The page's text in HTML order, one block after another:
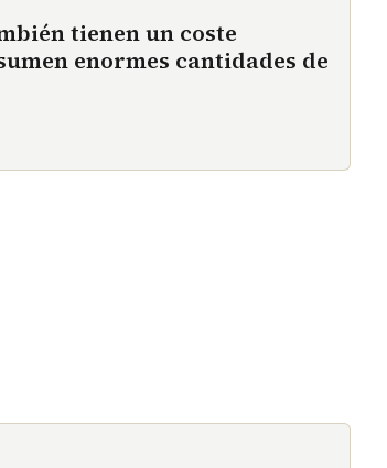
tienen un coste
enormes cantidades de